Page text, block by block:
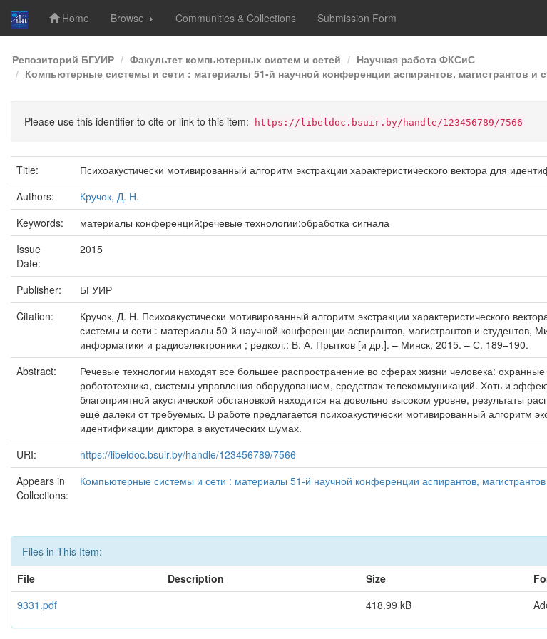
Skip
navigation
Home Browse Communities & Collections Submission Form
Репозиторий БГУИР Факультет компьютерных систем и сетей
Научная работа ФКСиС
Компьютерные системы и сети : материалы 51-й научной конференции аспирантов, магистрантов и
Please use this identifier to cite or link to this item: https://libeldoc.bsuir.by/handle/123456789/7566
Title:
Психоакустически мотивированный алгоритм экстракции характеристического вектора для
Authors:
Кручок, Д. Н.
Keywords:
материалы конференций;речевые технологии;обработка сигнала
Issue
Date:
2015
Publisher:
БГУИР
Citation:
Кручок, Д. Н. Психоакустически мотивированный алгоритм экстракции характеристического
системы и сети : материалы 50-й научной конференции аспирантов, магистрантов и студентов,
информатики и радиоэлектроники ; редкол.: В. А. Прытков [и др.]. – Минск, 2015. – С. 189–190.
Abstract:
Речевые технологии находят все большее распространение во сферах жизни человека:
робототехника, системы управления оборудованием, средствах телекоммуникаций. Хоть и
благоприятной акустической обстановкой находится на довольно высоком уровне, результаты
ещё далеки от требуемых. В работе предлагается психоакустически мотивированный алгоритм
идентификации диктора в акустических шумах.
URI:
https://libeldoc.bsuir.by/handle/123456789/7566
Appears in
Collections:
Компьютерные системы и сети : материалы 51-й научной конференции аспирантов, магистрантов
Files in This Item:
File
Description Size
9331.pdf
418.99 kB